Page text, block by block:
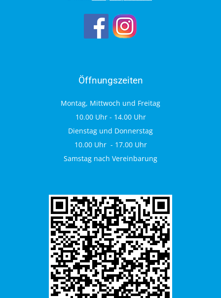
Öffnungszeiten
Montag, Mittwoch und Freitag
10.00 Uhr - 14.00 Uhr
Dienstag und Donnerstag
10.00 Uhr - 17.00 Uhr
Samstag nach Vereinbarung